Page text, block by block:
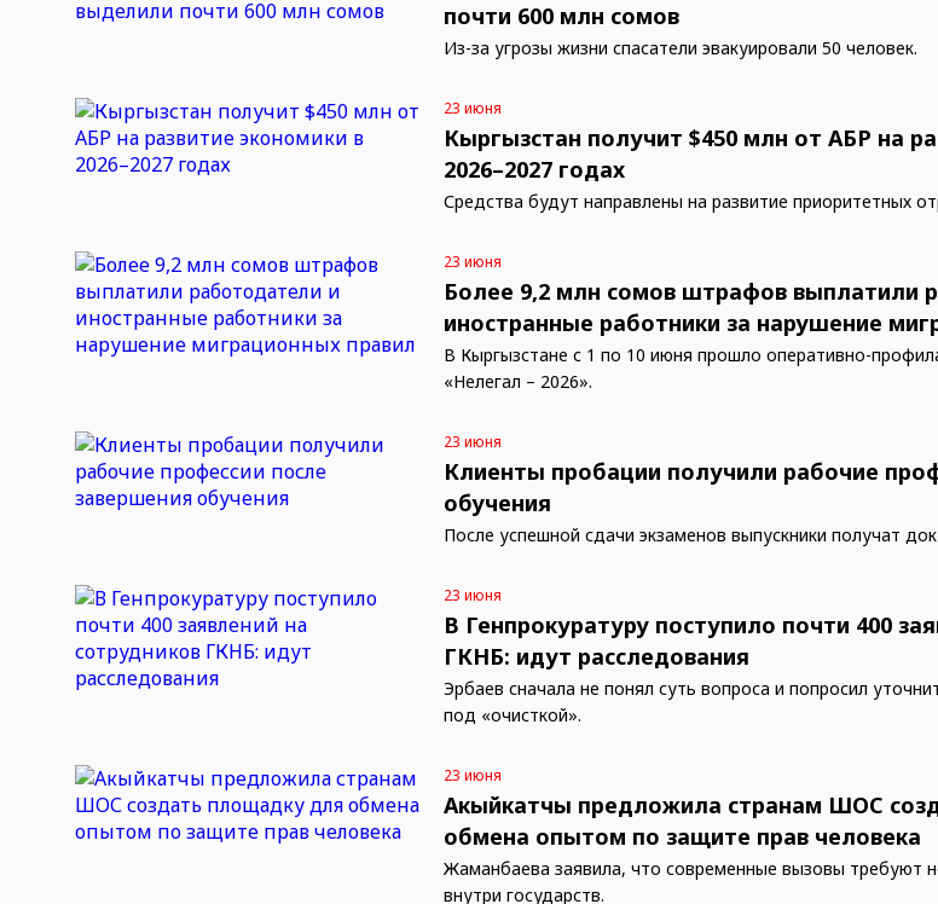
почти 600 млн сомов
Из-за угрозы жизни спасатели эвакуировали 50 человек.
23 июня
Кыргызстан получит $450 млн от АБР на
2026–2027 годах
Средства будут направлены на развитие приоритетных
23 июня
Более 9,2 млн сомов штрафов выплатили
иностранные работники за нарушение
В Кыргызстане с 1 по 10 июня прошло оперативно-
«Нелегал – 2026».
23 июня
Клиенты пробации получили рабочие
обучения
После успешной сдачи экзаменов выпускники получат
23 июня
В Генпрокуратуру поступило почти 400
ГКНБ: идут расследования
Эрбаев сначала не понял суть вопроса и попросил
под «очисткой».
23 июня
Акыйкатчы предложила странам ШОС
обмена опытом по защите прав человека
Жаманбаева заявила, что современные вызовы требуют
внутри государств.